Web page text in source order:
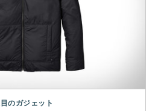
のガジェット